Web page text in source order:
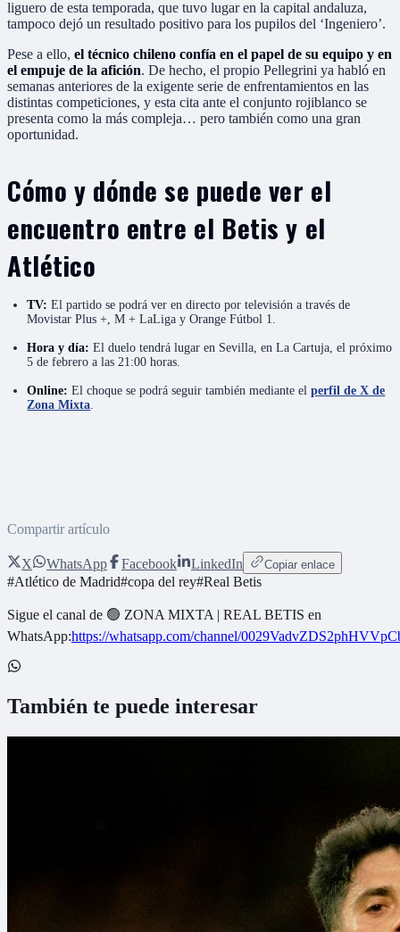
liguero de esta temporada, que tuvo lugar en la capital andaluza,
tampoco dejó un resultado positivo para los pupilos del ‘Ingeniero’.
Pese a ello, el técnico chileno confía en el papel de su equipo y en
el empuje de la afición. De hecho, el propio Pellegrini ya habló en
semanas anteriores de la exigente serie de enfrentamientos en las
distintas competiciones, y esta cita ante el conjunto rojiblanco se
presenta como la más compleja… pero también como una gran
oportunidad.
Cómo y dónde se puede ver el
encuentro entre el Betis y el
Atlético
TV:El partido se podrá ver en directo por televisión a través de
Movistar Plus +, M + LaLiga y Orange Fútbol 1.
Hora y día:El duelo tendrá lugar en Sevilla, en La Cartuja, el próximo
5 de febrero a las 21:00 horas.
Online: El choque se podrá seguir también mediante elperfil de X de
Zona Mixta
Compartir artículo
X WhatsApp Facebook LinkedIn Copiar enlace
#Atlético de Madrid#copa del rey#Real Betis
Sigue el canal de 🟢 ZONA MIXTA | REAL BETIS en
WhatsApp:https://whatsapp.com/channel/
También te puede interesar